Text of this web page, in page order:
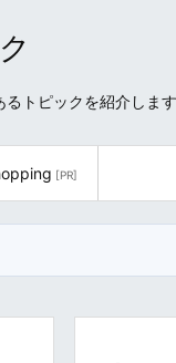
トピックを紹介します
[PR]